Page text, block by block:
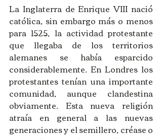
La Inglaterra de Enrique VIII nació
católica, sin embargo más o menos
para 1525, la actividad protestante
que llegaba de los territorios
alemanes se había esparcido
considerablemente. En Londres los
protestantes tenían una importante
comunidad, aunque clandestina
obviamente. Esta nueva religión
atraía en general a las nuevas
generaciones y el semillero, créase o